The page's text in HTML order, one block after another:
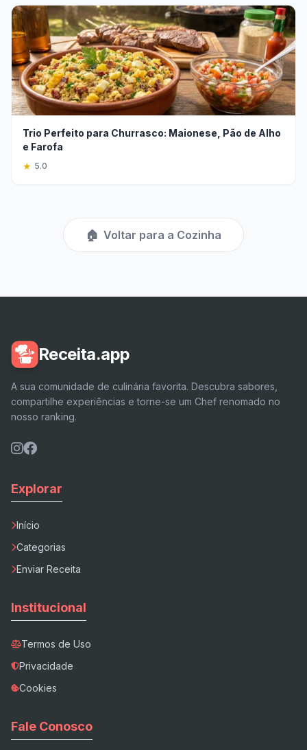
Trio Perfeito para Churrasco: Maionese, Pão de Alho
e Farofa
★ 5.0
🏠 Voltar para a Cozinha
Receita.app
A sua comunidade de culinária favorita. Descubra sabores,
compartilhe experiências e torne-se um Chef renomado no
nosso ranking.
Explorar
Início
Categorias
Enviar Receita
Institucional
Termos de Uso
Privacidade
Cookies
Fale Conosco